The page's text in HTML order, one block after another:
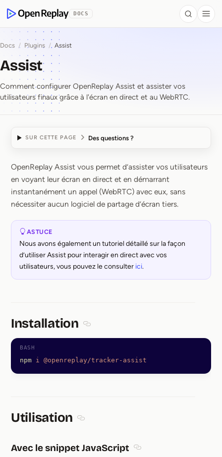
OpenReplay
DOCS Search
Docs / Plugins / Assist
Assist
Comment configurer OpenReplay Assist et assister vos
utilisateurs finaux grâce à l'écran en direct et au WebRTC.
SUR CETTE PAGE Des questions ?
Assist
OpenReplay Assist vous permet d’assister vos utilisateurs
en voyant leur écran en direct et en démarrant
instantanément un appel (WebRTC) avec eux, sans
nécessiter aucun logiciel de partage d’écran tiers.
ASTUCE
Nous avons également un tutoriel détaillé sur la façon
d’utiliser Assist pour interagir en direct avec vos
utilisateurs, vous pouvez le consulter ici.
Installation
npm i @openreplay/tracker-assist
Utilisation
Avec le snippet JavaScript